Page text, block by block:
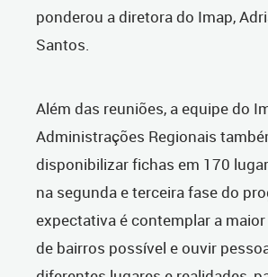
ponderou a diretora do Imap,
Santos.
Além das reuniões, a equipe do
Administrações Regionais
disponibilizar fichas em 170
na segunda e terceira fase do
expectativa é contemplar a
de bairros possível e ouvir